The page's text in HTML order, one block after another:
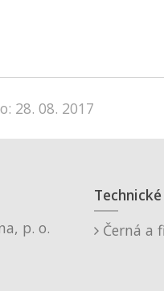
28. 08. 2017
p. o.
Černá a